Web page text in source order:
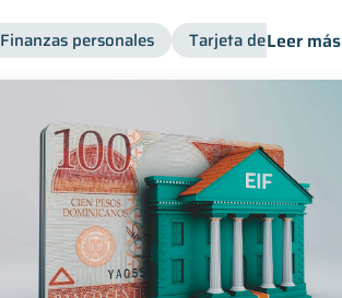
Finanzas personales Tarjeta de crédito
Leer más